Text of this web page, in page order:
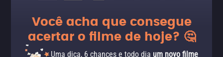
Você acha que consegue
acertar o filme de hoje? 🤔
Uma dica, 6 chances e todo dia um novo filme